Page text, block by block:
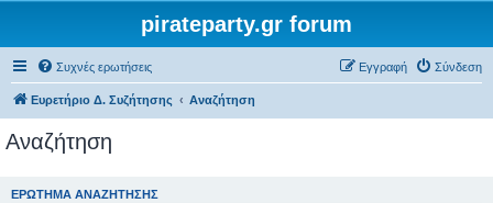
pirateparty.gr forum
Συχνές ερωτήσεις Σύνδεση
Εγγραφή
Ευρετήριο Δ. Συζήτησης Αναζήτηση
Αναζήτηση
ΕΡΏΤΗΜΑ ΑΝΑΖΉΤΗΣΗΣ